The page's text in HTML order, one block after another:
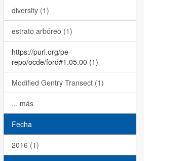
diversity (1)
estrato arbóreo (1)
https://purl.org/pe-
repo/ocde/ford#1.05.00 (1)
Modified Gentry Transect (1)
... más
Fecha
2016 (1)